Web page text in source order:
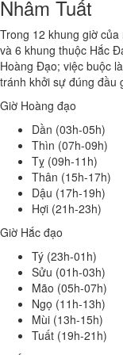
Nhâm Tuất
Trong 12 khung giờ của
và 6 khung thuộc Hắc
Hoàng Đạo; việc buộc
tránh khởi sự đúng đầu
Giờ Hoàng đạo
Dần (03h-05h)
Thìn (07h-09h)
Tỵ (09h-11h)
Thân (15h-17h)
Dậu (17h-19h)
Hợi (21h-23h)
Giờ Hắc đạo
Tý (23h-01h)
Sửu (01h-03h)
Mão (05h-07h)
Ngọ (11h-13h)
Mùi (13h-15h)
Tuất (19h-21h)